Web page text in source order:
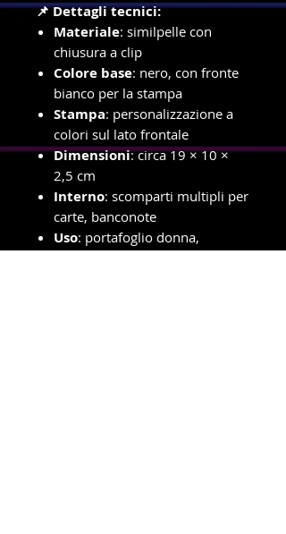
📌 Dettagli tecnici:
Materiale: similpelle con
chiusura a clip
Colore base: nero, con fronte
bianco per la stampa
Stampa: personalizzazione a
colori sul lato frontale
Dimensioni: circa 19 × 10 ×
2,5 cm
Interno: scomparti multipli per
carte, banconote
Uso: portafoglio donna,